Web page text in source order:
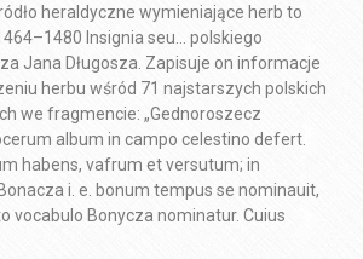
heraldyczne wymieniające herb to
Insignia seu… polskiego
Jana Długosza. Zapisuje on informacje
herbu wśród 71 najstarszych polskich
we fragmencie: „Gednoroszecz
album in campo celestino defert.
habens, vafrum et versutum; in
i. e. bonum tempus se nominauit,
vocabulo Bonycza nominatur. Cuius